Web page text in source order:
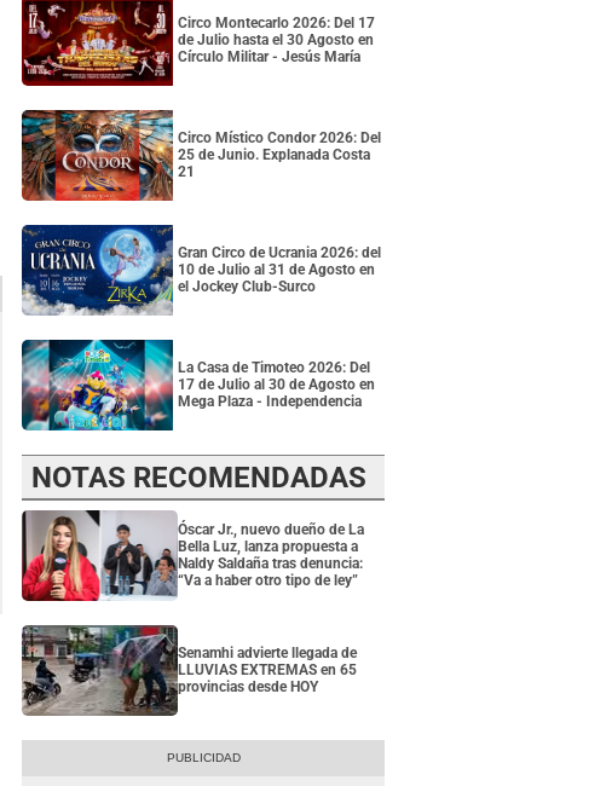
Circo Montecarlo 2026: Del 17
de Julio hasta el 30 Agosto en
Círculo Militar - Jesús María
Circo Místico Condor 2026: Del
25 de Junio. Explanada Costa
21
Gran Circo de Ucrania 2026: del
10 de Julio al 31 de Agosto en
el Jockey Club-Surco
La Casa de Timoteo 2026: Del
17 de Julio al 30 de Agosto en
Mega Plaza - Independencia
NOTAS RECOMENDADAS
Óscar Jr., nuevo dueño de La
Bella Luz, lanza propuesta a
Naldy Saldaña tras denuncia:
“Va a haber otro tipo de ley”
Senamhi advierte llegada de
LLUVIAS EXTREMAS en 65
provincias desde HOY